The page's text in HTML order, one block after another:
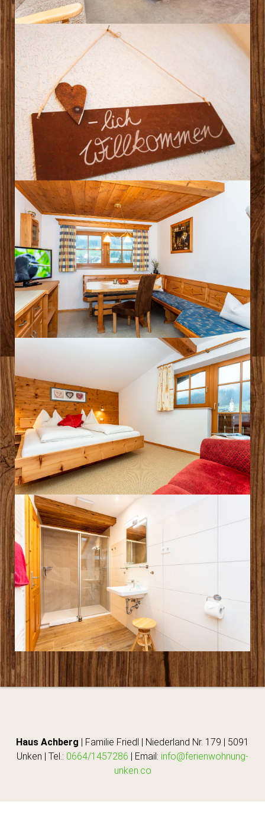
Haus Achberg | Familie Friedl | Niederland Nr. 179 | 5091
Unken | Tel.: 0664/1457286 | Email: info@ferienwohnung-
unken.co